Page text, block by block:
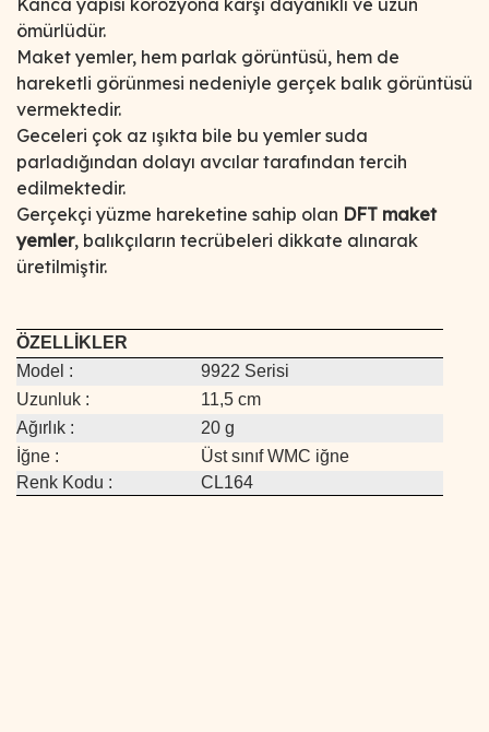
ömürlüdür.
Maket yemler, hem parlak görüntüsü, hem de
hareketli görünmesi nedeniyle gerçek balık görüntüsü
vermektedir.
Geceleri çok az ışıkta bile bu yemler suda
parladığından dolayı avcılar tarafından tercih
edilmektedir.
Gerçekçi yüzme hareketine sahip olan DFT maket
yemler, balıkçıların tecrübeleri dikkate alınarak
üretilmiştir.
ÖZELLİKLER
Model :
9922 Serisi
Uzunluk :
11,5 cm
Ağırlık :
20 g
İğne :
Üst sınıf WMC iğne
Renk Kodu :
CL164